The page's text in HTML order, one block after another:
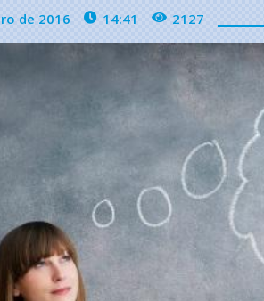
de 2016 14:41 2127